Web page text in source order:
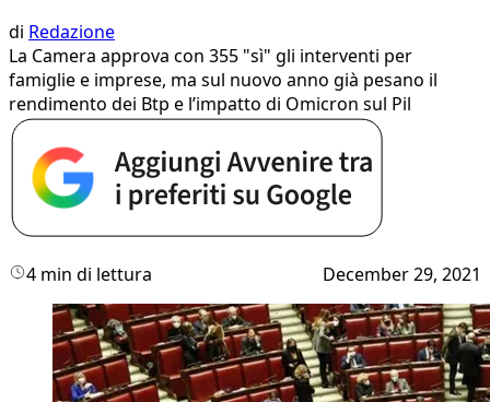
di Redazione
La Camera approva con 355 "sì" gli interventi per
famiglie e imprese, ma sul nuovo anno già pesano il
rendimento dei Btp e l’impatto di Omicron sul Pil
4 min di lettura December 29, 2021